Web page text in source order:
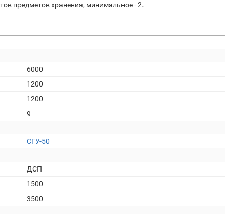
предметов хранения, минимальное - 2.
6000
1200
1200
9
СГУ-50
ДСП
1500
3500